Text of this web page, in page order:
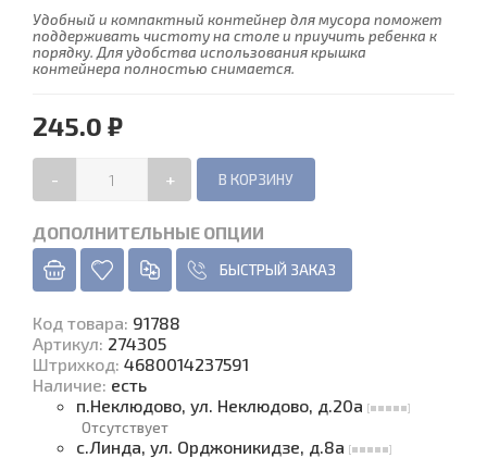
Удобный и компактный контейнер для мусора поможет
поддерживать чистоту на столе и приучить ребенка к
порядку. Для удобства использования крышка
контейнера полностью снимается.
245.0 ₽
- +
ДОПОЛНИТЕЛЬНЫЕ ОПЦИИ
БЫСТРЫЙ ЗАКАЗ
Код товара: 91788
Артикул: 274305
Штрихкод: 4680014237591
Наличие: есть
п.Неклюдово, ул. Неклюдово, д.20а
Отсутствует
с.Линда, ул. Орджоникидзе, д.8а